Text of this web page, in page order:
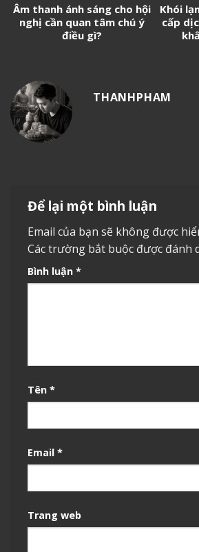
Âm thanh ánh sáng cho hội
nghị cần quan tâm chú ý
điều gì?
Khói
cấp
THANHPHAM
Để lại một bình luận
Email của bạn sẽ không được
Các trường bắt buộc được đánh
Bình luận *
Tên *
Email *
Trang web